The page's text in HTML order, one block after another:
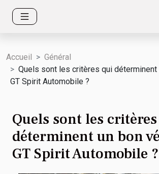
Accueil
Général
Quels sont les critères qui déterminent
GT Spirit Automobile ?
Quels sont les
déterminent un bon
GT Spirit Automobile ?